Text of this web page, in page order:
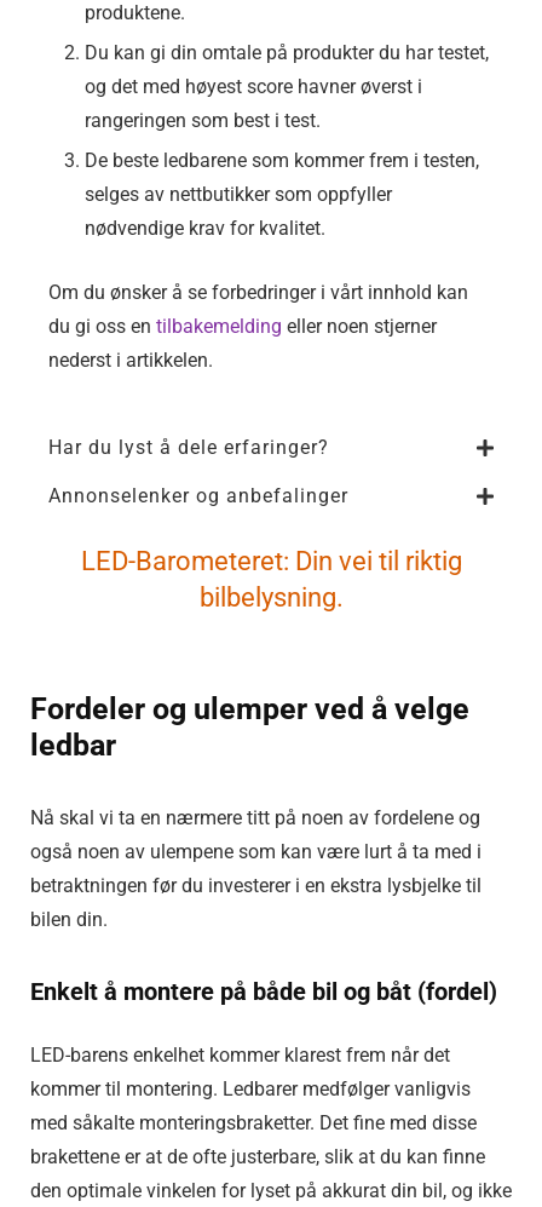
produktene.
Du kan gi din omtale på produkter du har testet,
og det med høyest score havner øverst i
rangeringen som best i test.
De beste ledbarene som kommer frem i testen,
selges av nettbutikker som oppfyller
nødvendige krav for kvalitet.
Om du ønsker å se forbedringer i vårt innhold kan
du gi oss en tilbakemelding eller noen stjerner
nederst i artikkelen.
Har du lyst å dele erfaringer?
Annonselenker og anbefalinger
LED-Barometeret: Din vei til riktig
bilbelysning.
Fordeler og ulemper ved å velge
ledbar
Nå skal vi ta en nærmere titt på noen av fordelene og
også noen av ulempene som kan være lurt å ta med i
betraktningen før du investerer i en ekstra lysbjelke til
bilen din.
Enkelt å montere på både bil og båt (fordel)
LED-barens enkelhet kommer klarest frem når det
kommer til montering. Ledbarer medfølger vanligvis
med såkalte monteringsbraketter. Det fine med disse
brakettene er at de ofte justerbare, slik at du kan finne
den optimale vinkelen for lyset på akkurat din bil, og ikke